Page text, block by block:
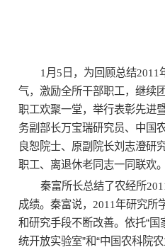
1 月 5 日，为回顾总结2011
气，激励全所干部职工，继续
职工欢聚一堂，举行表彰先进
务副部长万宝瑞研究员、中国
良恕院士、原副院长刘志澄研
职工、离退休老同志一同联欢
秦富所长总结了农经所
成绩。秦富说， 2011年研究所
和研究手段不断改善。依托“
统开放实验室”和“中国农科院